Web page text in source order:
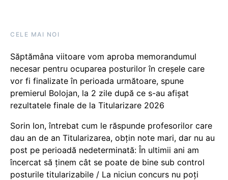
CELE MAI NOI
Săptămâna viitoare vom aproba memorandumul
necesar pentru ocuparea posturilor în creșele care
vor fi finalizate în perioada următoare, spune
premierul Bolojan, la 2 zile după ce s-au afișat
rezultatele finale de la Titularizare 2026
Sorin Ion, întrebat cum le răspunde profesorilor care
dau an de an Titularizarea, obțin note mari, dar nu au
post pe perioadă nedeterminată: În ultimii ani am
încercat să ținem cât se poate de bine sub control
posturile titularizabile / La niciun concurs nu poți